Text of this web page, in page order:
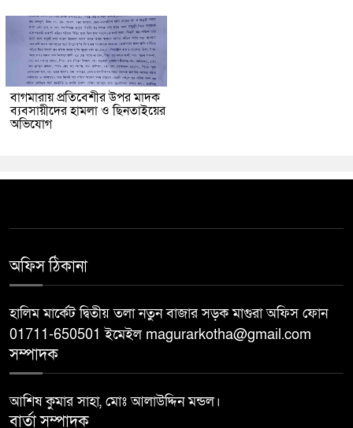
বাগমারায় প্রতিবেশীর উপর মাদক
ব্যবসায়ীদের হামলা ও ছিনতাইয়ের
অভিযোগ
অফিস ঠিকানা
হালিম মার্কেট দ্বিতীয় তলা নতুন বাজার সড়ক মাগুরা অফিস ফোন
01711-650501 ইমেইল magurarkotha@gmail.com
সম্পাদক
আশিষ কুমার সাহা, মোঃ আলাউদ্দিন মন্ডল।
বার্তা সম্পাদক